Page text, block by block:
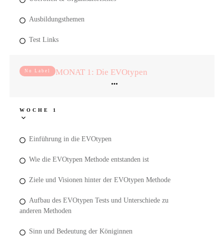
Ausbildungsthemen
Test Links
No Label MONAT 1: Die EVOtypen
WOCHE 1
Einführung in die EVOtypen
Wie die EVOtypen Methode entstanden ist
Ziele und Visionen hinter der EVOtypen Methode
Aufbau des EVOtypen Tests und Unterschiede zu
anderen Methoden
Sinn und Bedeutung der Königinnen